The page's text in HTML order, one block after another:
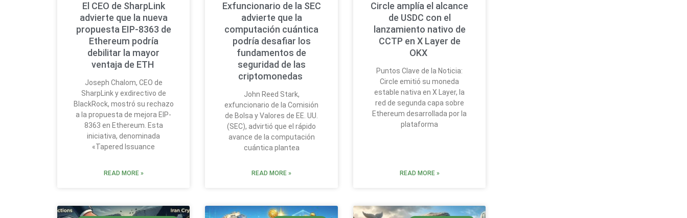
El CEO de SharpLink
advierte que la nueva
propuesta EIP-8363 de
Ethereum podría
debilitar la mayor
ventaja de ETH
Joseph Chalom, CEO de
SharpLink y exdirectivo de
BlackRock, mostró su rechazo
a la propuesta de mejora EIP-
8363 en Ethereum. Esta
iniciativa, denominada
«Tapered Issuance
READ MORE »
Exfuncionario de la SEC
advierte que la
computación cuántica
podría desafiar los
fundamentos de
seguridad de las
criptomonedas
John Reed Stark,
exfuncionario de la Comisión
de Bolsa y Valores de EE. UU.
(SEC), advirtió que el rápido
avance de la computación
cuántica plantea
READ MORE »
Circle amplía el alcance
de USDC con el
lanzamiento nativo de
CCTP en X Layer de
OKX
Puntos Clave de la Noticia:
Circle emitió su moneda
estable nativa en X Layer, la
red de segunda capa sobre
Ethereum desarrollada por la
plataforma
READ MORE »